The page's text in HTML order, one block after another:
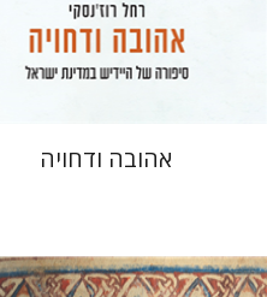
הנחת אתר ספר מודפס
$46
אהובה ודחויה